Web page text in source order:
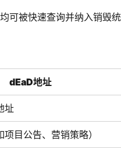
可被快速查询并纳入销毁
dEaD地址
址
目公告、营销策略）